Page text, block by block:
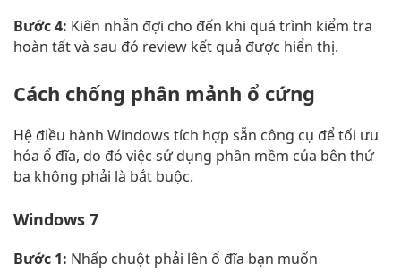
Bước 4: Kiên nhẫn đợi cho đến khi quá trình kiểm tra
hoàn tất và sau đó review kết quả được hiển thị.
Cách chống phân mảnh ổ cứng
Hệ điều hành Windows tích hợp sẵn công cụ để tối ưu
hóa ổ đĩa, do đó việc sử dụng phần mềm của bên thứ
ba không phải là bắt buộc.
Windows 7
Bước 1: Nhấp chuột phải lên ổ đĩa bạn muốn